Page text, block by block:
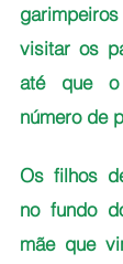
visitar os
até que o
número de
Os filhos
no fundo
mãe que